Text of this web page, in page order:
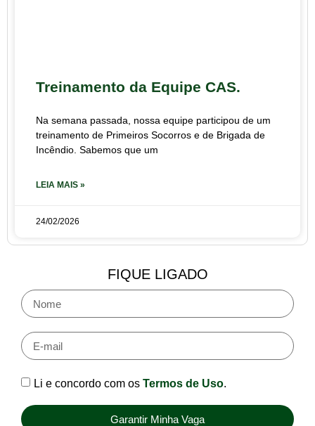
Treinamento da Equipe CAS.
Na semana passada, nossa equipe participou de um
treinamento de Primeiros Socorros e de Brigada de
Incêndio. Sabemos que um
LEIA MAIS »
24/02/2026
FIQUE LIGADO
Li e concordo com os Termos de Uso.
Garantir Minha Vaga